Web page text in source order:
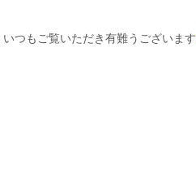
いつもご覧いただき有難うございます